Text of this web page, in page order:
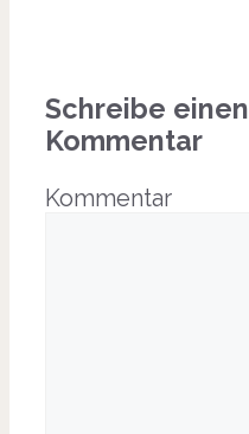
Schreibe einen
Kommentar
Kommentar